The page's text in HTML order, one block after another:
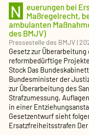
N
euerungen bei
Maßregelrecht,
ambulanten
des BMJV)
Pressestelle des BMJV|
Gesetz zur
reformbedürftige
Stock Das
Bundesminister der
zur Überarbeitung des
Strafzumessung,
in einer
Gesetzentwurf sieht
Ersatzfreiheitsstrafen Der